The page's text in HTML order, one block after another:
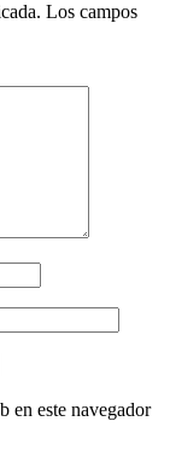
Los campos
en este navegador